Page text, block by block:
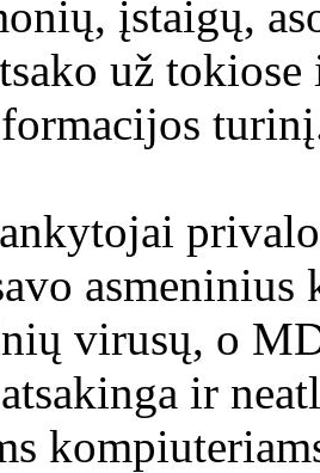
įstaigų,
už tokiose
virusų, o
ir